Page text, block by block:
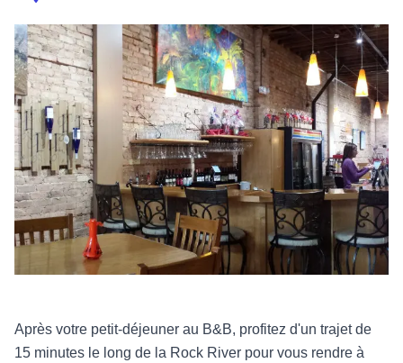
Après votre petit-déjeuner au B&B, profitez d'un trajet de
15 minutes le long de la Rock River pour vous rendre à